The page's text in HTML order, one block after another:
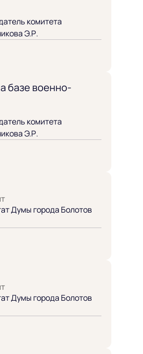
комитета
Э.Р.
базе военно-
комитета
Э.Р.
Думы города Болотов
Думы города Болотов